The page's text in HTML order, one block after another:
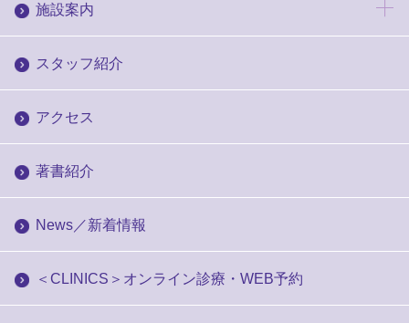
施設案内
スタッフ紹介
アクセス
著書紹介
News／新着情報
＜CLINICS＞オンライン診療・WEB予約